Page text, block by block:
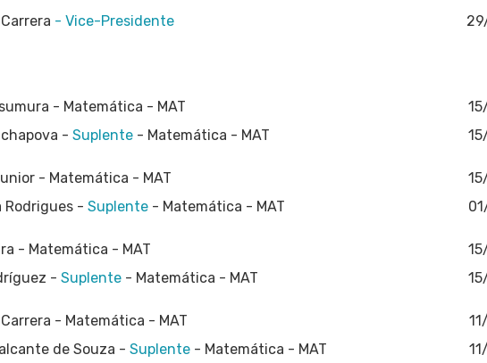
- Vice-Presidente
- Matemática - MAT
- Suplente - Matemática - MAT
- Matemática - MAT
Rodrigues - Suplente - Matemática - MAT
- Matemática - MAT
- Suplente - Matemática - MAT
- Matemática - MAT
de Souza - Suplente - Matemática - MAT